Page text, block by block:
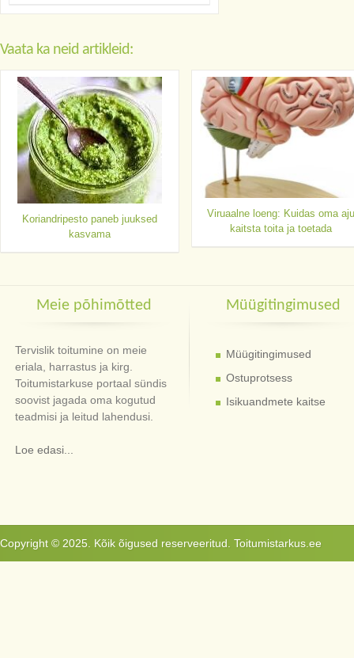
Vaata ka neid artikleid:
Koriandripesto paneb juuksed
kasvama
Viruaalne loeng: Kuidas oma aju
kaitsta toita ja toetada
Meie põhimõtted
Tervislik toitumine on meie
eriala, harrastus ja kirg.
Toitumistarkuse portaal sündis
soovist jagada oma kogutud
teadmisi ja leitud lahendusi.
Loe edasi...
Müügitingimused
Müügitingimused
Ostuprotsess
Isikuandmete kaitse
Copyright © 2025. Kõik õigused reserveeritud. Toitumistarkus.ee